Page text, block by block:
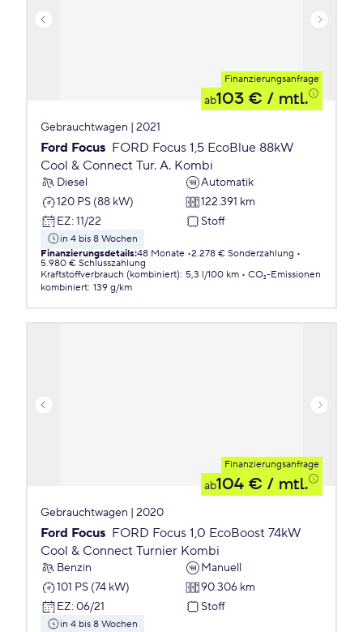
Finanzierungsanfrage
ab103 € / mtl.
Gebrauchtwagen | 2021
Ford Focus FORD Focus 1,5 EcoBlue 88kW
Cool & Connect Tur. A. Kombi
Diesel
Automatik
120 PS (88 kW)
122.391 km
EZ: 11/22 Stoff
in 4 bis 8 Wochen
Finanzierungsdetails:48 Monate 2.278 € Sonderzahlung
5.980 € Schlusszahlung
Kraftstoffverbrauch (kombiniert): 5,3 l/100 km
CO₂-Emissionen
kombiniert: 139 g/km
Finanzierungsanfrage
ab104 € / mtl.
Gebrauchtwagen | 2020
Ford Focus FORD Focus 1,0 EcoBoost 74kW
Cool & Connect Turnier Kombi
Benzin
Manuell
101 PS (74 kW)
90.306 km
EZ: 06/21 Stoff
in 4 bis 8 Wochen